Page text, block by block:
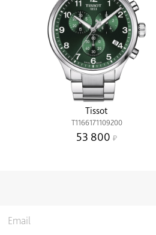
Tissot
T1166171109200
53 800